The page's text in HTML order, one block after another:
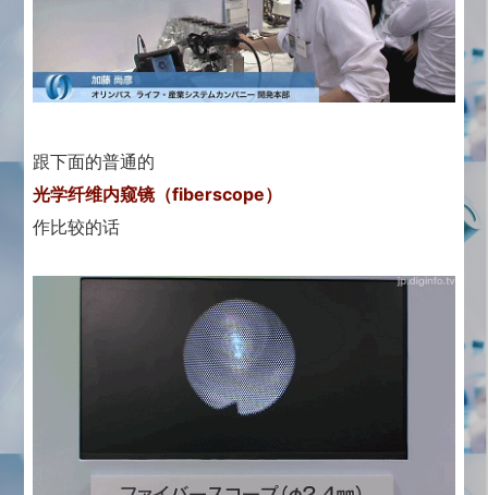
跟下面的普通的
光学纤维内窥镜（fiberscope）
作比较的话